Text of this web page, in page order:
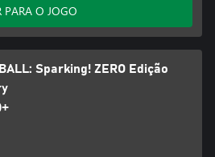
PARA O JOGO
BALL: Sparking! ZERO Edição